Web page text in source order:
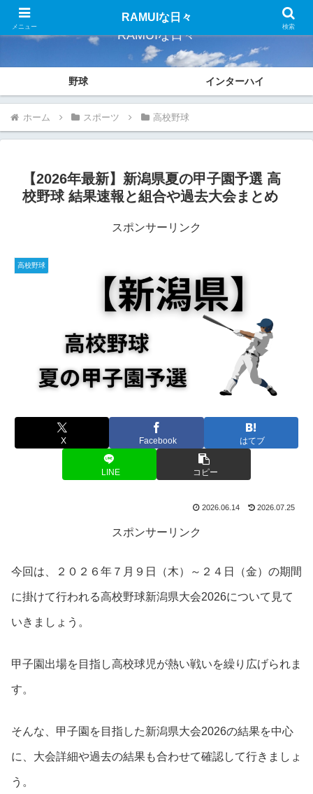
RAMUIな日々
野球 インターハイ
ホーム スポーツ 高校野球
【2026年最新】新潟県夏の甲子園予選 高
校野球 結果速報と組合や過去大会まとめ
スポンサーリンク
高校野球
X Facebook はてブ
LINE コピー
2026.06.14 2026.07.25
スポンサーリンク
今回は、２０２６年７月９日（木）～２４日（金）の期間
に掛けて行われる高校野球新潟県大会2026について見て
いきましょう。
甲子園出場を目指し高校球児が熱い戦いを繰り広げられま
す。
そんな、甲子園を目指した新潟県大会2026の結果を中心
に、大会詳細や過去の結果も合わせて確認して行きましょ
う。
メニュー
RAMUIな日々
検索